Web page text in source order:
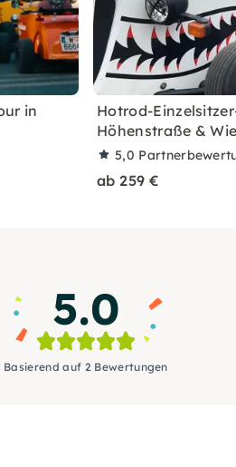
in
Hotrod-
Höhenstraße &
5,0
ab 259 €
5.0
Basierend auf 2 Bewertungen